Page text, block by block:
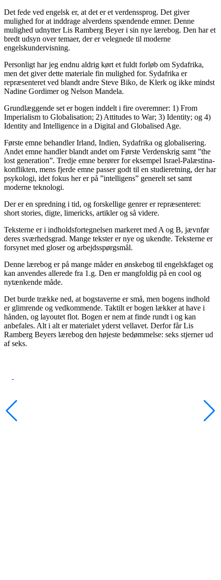
Det fede ved engelsk er, at det er et verdenssprog. Det giver
mulighed for at inddrage alverdens spændende emner. Denne
mulighed udnytter Lis Ramberg Beyer i sin nye lærebog. Den har et
bredt udsyn over temaer, der er velegnede til moderne
engelskundervisning.
Personligt har jeg endnu aldrig kørt et fuldt forløb om Sydafrika,
men det giver dette materiale fin mulighed for. Sydafrika er
repræsenteret ved blandt andre Steve Biko, de Klerk og ikke mindst
Nadine Gordimer og Nelson Mandela.
Grundlæggende set er bogen inddelt i fire overemner: 1) From
Imperialism to Globalisation; 2) Attitudes to War; 3) Identity; og 4)
Identity and Intelligence in a Digital and Globalised Age.
Første emne behandler Irland, Indien, Sydafrika og globalisering.
Andet emne handler blandt andet om Første Verdenskrig samt ”the
lost generation”. Tredje emne berører for eksempel Israel-Palæstina-
konflikten, mens fjerde emne passer godt til en studieretning, der har
psykologi, idet fokus her er på ”intelligens” generelt set samt
moderne teknologi.
Der er en spredning i tid, og forskellige genrer er repræsenteret:
short stories, digte, limericks, artikler og så videre.
Teksterne er i indholdsfortegnelsen markeret med A og B, jævnfør
deres sværhedsgrad. Mange tekster er nye og ukendte. Teksterne er
forsynet med gloser og arbejdsspørgsmål.
Denne lærebog er på mange måder en ønskebog til engelskfaget og
kan anvendes allerede fra 1.g. Den er mangfoldig på en cool og
nytænkende måde.
Det burde trække ned, at bogstaverne er små, men bogens indhold
er glimrende og vedkommende. Taktilt er bogen lækker at have i
hånden, og layoutet flot. Bogen er nem at finde rundt i og kan
anbefales. Alt i alt er materialet yderst vellavet. Derfor får Lis
Ramberg Beyers lærebog den højeste bedømmelse: seks stjerner ud
af seks.